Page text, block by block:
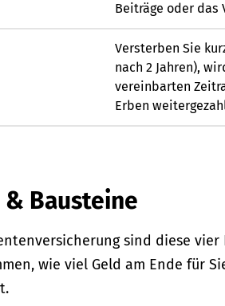
Beiträge oder das
Versterben Sie
nach 2 Jahren),
vereinbarten
Erben
Bausteine
sind diese
wie viel Geld am Ende für